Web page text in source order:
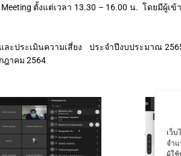
เว็
จำ
ผู้ใช้
ตั้งแต่เวลา 13.30 – 16.00 น. โดยมีผู้เ
ระเมินความเสี่ยง ประจำปีงบประมาณ
ฎาคม 2564